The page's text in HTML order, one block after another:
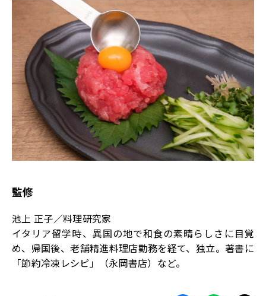
監修
池上 正子／料理研究家
イタリア留学時、異国の地で和食の素晴らしさに目覚
め、帰国後、老舗精進料理店勤務を経て、独立。著書に
「節約冷凍レシピ」（永岡書店）など。